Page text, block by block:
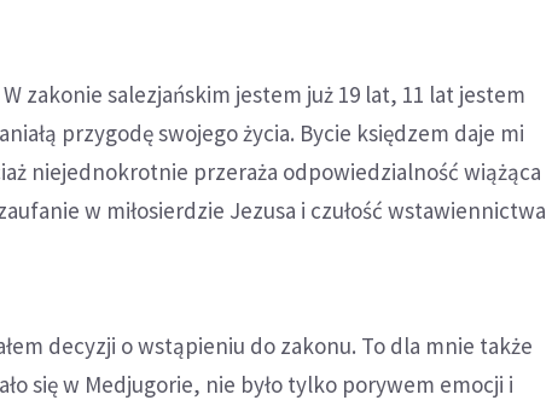
W zakonie salezjańskim jestem już 19 lat, 11 lat jestem
przygodę swojego życia. Bycie księdzem daje mi
niejednokrotnie przeraża odpowiedzialność wiążąca
w miłosierdzie Jezusa i czułość wstawiennictwa
decyzji o wstąpieniu do zakonu. To dla mnie także
się w Medjugorie, nie było tylko porywem emocji i